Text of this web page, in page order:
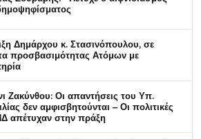
Δημάρχου κ. Στασινόπουλου, σε
προσβασιμότητας Ατόμων με
Ζακύνθου: Οι απαντήσεις του Υπ.
δεν αμφισβητούνται – Οι πολιτικές
απέτυχαν στην πράξη